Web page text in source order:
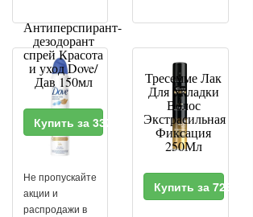
Антиперспирант-
дезодорант
спрей Красота
и уход Dove/
Дав 150мл
Купить за 337 RUR
Не пропускайте
акции и
распродажи в
Тресемме Лак
Для Укладки
Волос
Экстрасильная
Фиксация
250Мл
Купить за 723 RUR